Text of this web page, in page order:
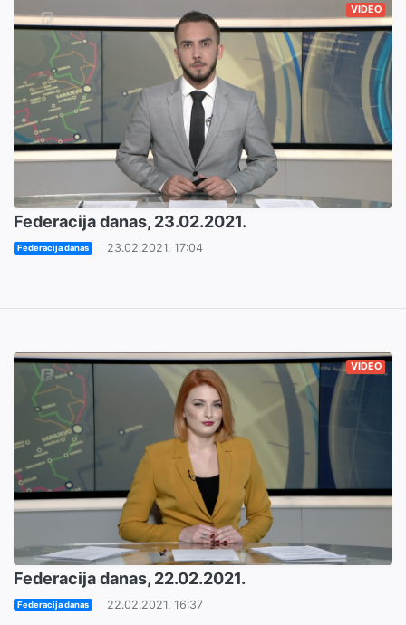
VIDEO
Federacija danas, 23.02.2021.
Federacija danas 23.02.2021. 17:04
VIDEO
Federacija danas, 22.02.2021.
Federacija danas 22.02.2021. 16:37